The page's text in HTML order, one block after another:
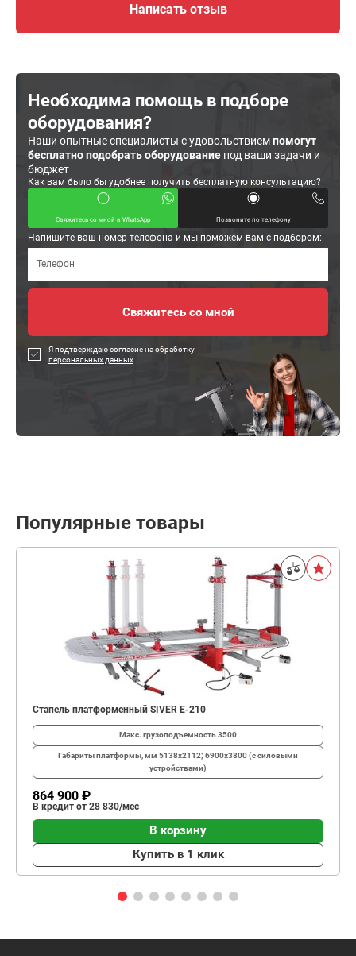
Написать отзыв
Необходима помощь в подборе
оборудования?
Наши опытные специалисты с удовольствиемпомогут
бесплатно подобрать оборудование под ваши задачи и
бюджет
Как вам было бы удобнее получить бесплатную консультацию?
Свяжитесь со мной в WhatsApp Позвоните по телефону
Напишите ваш номер телефона и мы поможем вам с подбором:
Я подтверждаю согласие на обработку
персональных данных
Популярные товары
Стапель платформенный SIVER E-210
Макс. грузоподъемность3500
Габариты платформы, мм 5138х2112; 6900х3800 (с силовыми
устройствами)
864 900 ₽
В кредит от 28 830/мес
В корзину
Купить в 1 клик